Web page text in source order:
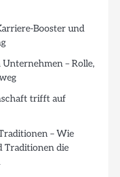
Booster und
– Rolle,
trifft auf
– Wie
Traditionen die